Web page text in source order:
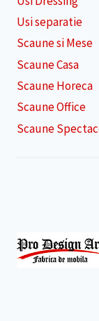
Usi separatie
Scaune si Mese
Scaune Casa
Scaune Horeca
Scaune Office
Scaune